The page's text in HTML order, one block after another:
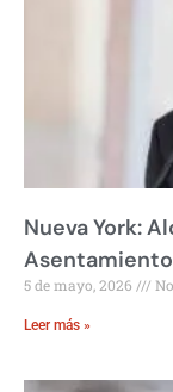
Nueva York:
5 de mayo, 2026
Leer más »